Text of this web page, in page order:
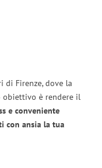
di Firenze, dove la
obiettivo è rendere il
e conveniente
con ansia la tua